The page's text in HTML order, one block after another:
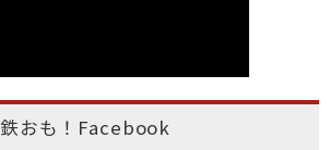
鉄おも！Facebook